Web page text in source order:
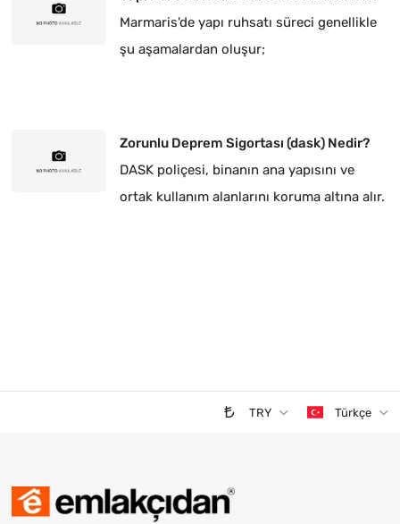
Marmaris'de yapı ruhsatı süreci genellikle
şu aşamalardan oluşur;
Zorunlu Deprem Sigortası (dask) Nedir?
DASK poliçesi, binanın ana yapısını ve
ortak kullanım alanlarını koruma altına alır.
TRY Türkçe